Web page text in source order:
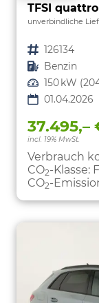
unverbindliche
Fahrzeugnr. 126134
Kraftstoff Benzin
Leistung 150 kW
01.04.2026
37.495,–
incl. 19% MwSt.
Verbrauch
CO2-Klasse: F
CO2-